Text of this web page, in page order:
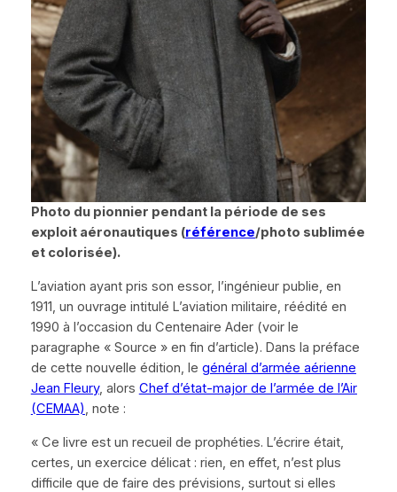
Photo du pionnier pendant la période de ses
exploit aéronautiques (référence/photo sublimée
et colorisée).
L’aviation ayant pris son essor, l’ingénieur publie, en
1911, un ouvrage intitulé L’aviation militaire, réédité en
1990 à l’occasion du Centenaire Ader (voir le
paragraphe « Source »en fin d’article). Dans la préface
de cette nouvelle édition, le général d’armée aérienne
Jean Fleury, alors Chef d’état-major de l’armée de l’Air
(CEMAA), note :
« Ce livre est un recueil de prophéties. L’écrire était,
certes, un exercice délicat : rien, en effet, n’est plus
difficile que de faire des prévisions, surtout si elles